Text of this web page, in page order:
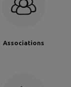
Associations